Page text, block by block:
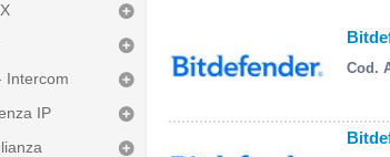
Intercom
IP
Cod.